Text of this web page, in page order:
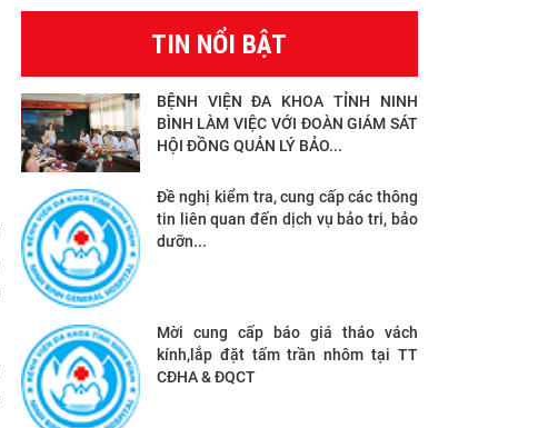
TIN NỔI BẬT
BỆNH VIỆN ĐA KHOA TỈNH NINH
BÌNH LÀM VIỆC VỚI ĐOÀN GIÁM SÁT
HỘI ĐỒNG QUẢN LÝ BẢO...
Đề nghị kiểm tra, cung cấp các thông
tin liên quan đến dịch vụ bảo tri, bảo
dưỡn...
Mời cung cấp báo giá tháo vách
kính,lắp đặt tấm trần nhôm tại TT
CĐHA & ĐQCT